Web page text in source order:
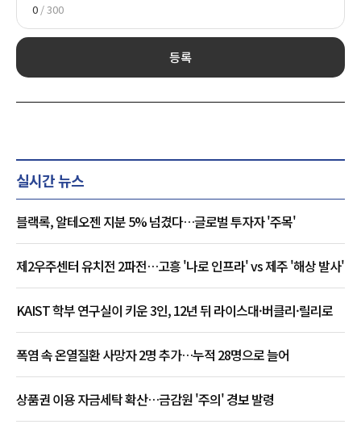
0 / 300
등록
실시간 뉴스
블랙록, 알테오젠 지분 5% 넘겼다…글로벌 투자자 '주목'
제2우주센터 유치전 2파전…고흥 '나로 인프라' vs 제주 '해상 발사'
KAIST 학부 연구실이 키운 3인, 12년 뒤 라이스대·버클리·릴리로
폭염 속 온열질환 사망자 2명 추가…누적 28명으로 늘어
상품권 이용 자금세탁 확산…금감원 '주의' 경보 발령